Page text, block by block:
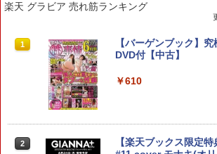
1
桃源暗鬼 28 （少年
ックス） [ 漆原侑来 ]
￥649
2
【中古】鬼滅の刃 ＜
1
税金で買った本（20
いの ]
￥792
2
「壇蜜」（3） 【電
1
恋せよまやかし天使
ザート） [ 卯月 ココ ]
￥594
2
夏目友人帳 32 （花と
楽天 グラビア 売れ筋ランキング
1
【バーゲンブック】
DVD付【中古】
￥610
2
【楽天ブックス限定